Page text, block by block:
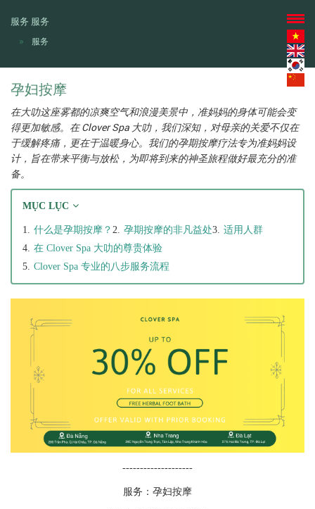
服务 服务
服务
孕妇按摩
在大叻这座雾都的凉爽空气和浪漫美景中，准妈妈的身体可能会变
得更加敏感。在 Clover Spa 大叻，我们深知，对母亲的关爱不仅在
于缓解疼痛，更在于温暖身心。我们的孕期按摩疗法专为准妈妈设
计，旨在带来平衡与放松，为即将到来的神圣旅程做好最充分的准
备。
MỤC LỤC
什么是孕期按摩？ 孕期按摩的非凡益处
适用人群
在 Clover Spa 大叻的尊贵体验
Clover Spa 专业的八步服务流程
--------------------
服务：孕妇按摩